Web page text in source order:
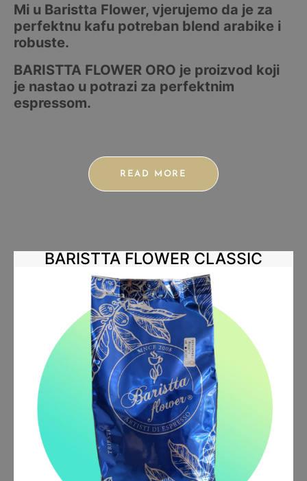
Mi u Baristta Flower, vjerujemo da je za
perfektnu kafu potreban blend arabike i
robuste.
BARISTTA FLOWER ORO je proizvod koji
je nastao u potrazi za perfektnim
espressom.
READ MORE
BARISTTA FLOWER CLASSIC